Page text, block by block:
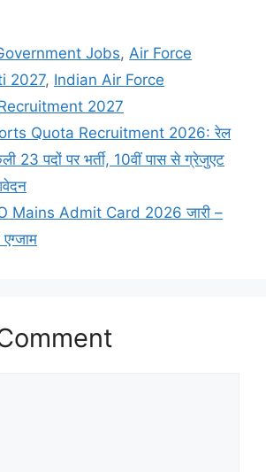
Jobs,Air Force
2027, Indian Air Force
2027
Quota Recruitment 2026: रेल
23 पदों पर भर्ती, 10वीं पास से ग्रेजुएट
Mains Admit Card 2026 जारी –